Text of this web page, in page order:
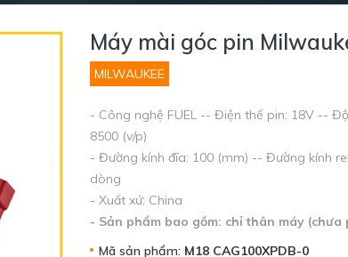
Máy mài góc pin
MILWAUKEE
- Công nghệ FUEL -- Điện thế pin: 18V --
8500 (v/p)
- Đường kính đĩa: 100 (mm) -- Đường kính
dòng
- Xuất xứ: China
- Sản phẩm bao gồm: chỉ thân máy (chưa
Mã sản phẩm: M18 CAG100XPDB-0